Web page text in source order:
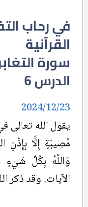
في رحاب
القرآنية
الدرس 6
يقول الله
مُصِيبَةٍ إِلَّا بِإِذْنِ
الآيات. وقد ذكر
2024/12/23